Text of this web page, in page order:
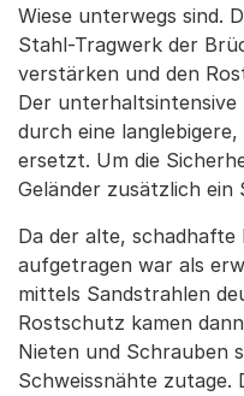
Wiese unterwegs sind.
Stahl-Tragwerk der
verstärken und den
Der
durch eine
ersetzt. Um die
Geländer zusätzlich ein
Da der alte,
aufgetragen war als
mittels Sandstrahlen
Rostschutz kamen
Nieten und Schrauben
Schweissnähte zutage.